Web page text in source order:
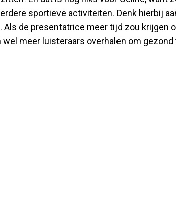
sportieve activiteiten. Denk hierbij
Als de presentatrice meer tijd zou krijgen
meer luisteraars overhalen om gezond